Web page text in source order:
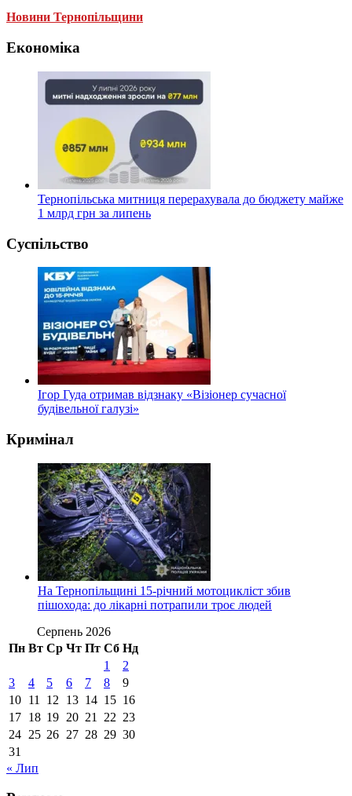
Новини Тернопільщини
Економіка
Тернопільська митниця перерахувала до бюджету майже
1 млрд грн за липень
Суспільство
Ігор Гуда отримав відзнаку «Візіонер сучасної
будівельної галузі»
Кримінал
На Тернопільщині 15-річний мотоцикліст збив
пішохода: до лікарні потрапили троє людей
Серпень 2026
Пн Вт Ср Чт Пт Сб Нд
1
2
3
4 5 6 7 8
9
10 11 12 13 14 15 16
17 18 19 20 21 22 23
24 25 26 27 28 29 30
31
« Лип